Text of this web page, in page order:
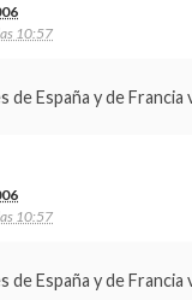
10:57
de España y de
10:57
de España y de